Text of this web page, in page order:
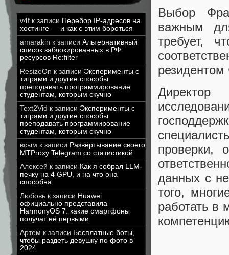
v4f к записи Перебор IP-адресов на
хостинге — и как с этим бороться
amarakin к записи Альтернативный
список заблокированных в РФ
ресурсов Re:filter
ResizeOn к записи Эксперименты с
тиграми и другие способы
преподавать программирование
студентам, которым скучно
Text2Vid к записи Эксперименты с
тиграми и другие способы
преподавать программирование
студентам, которым скучно
всым к записи Развёртывание своего
MTProxy Telegram со статистикой
Алексей к записи Как я собрал LLM-
печку на 4 GPU, и на что она
способна
Любовь к записи Huawei
официально представила
HarmonyOS 7: какие смартфоны
получат её первыми
Артем к записи Бесплатные боты,
чтобы раздеть девушку по фото в
2024
Выбор
важным
требует,
Директор
проверки,
данных с
того,
работать в